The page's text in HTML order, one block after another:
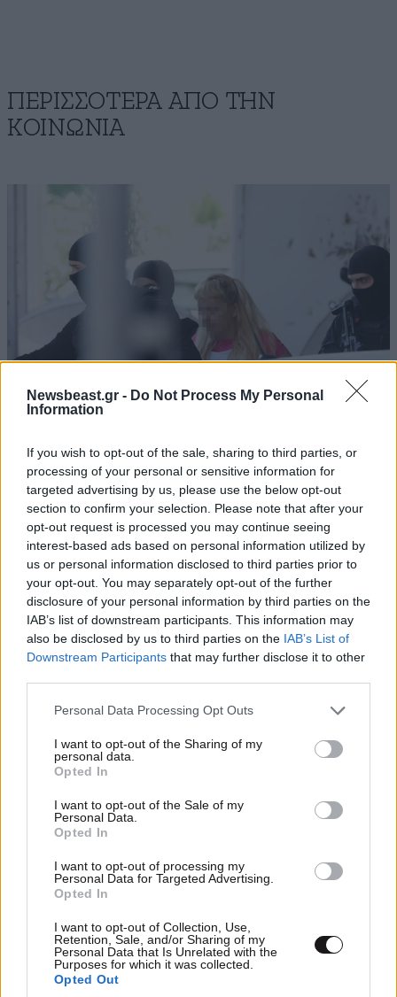
Newsbeast.gr - Do Not Process My Personal
Information
If you wish to opt-out of the sale, sharing to third parties, or
processing of your personal or sensitive information for
targeted advertising by us, please use the below opt-out
section to confirm your selection. Please note that after your
opt-out request is processed you may continue seeing
interest-based ads based on personal information utilized by
us or personal information disclosed to third parties prior to
your opt-out. You may separately opt-out of the further
disclosure of your personal information by third parties on the
IAB’s list of downstream participants. This information may
also be disclosed by us to third parties on the IAB’s List of
Downstream Participants that may further disclose it to other
Please note that this website/app uses one or more Google
not limited to your visit or usage behaviour. You may click to
grant or deny consent to Google and its third-party tags to
use your data for below specified purposes in below Google
consent section.
Personal Data Processing Opt Outs
I want to opt-out of the Sharing of my
personal data.
Opted In
I want to opt-out of the Sale of my
Personal Data.
Opted In
I want to opt-out of processing my
Personal Data for Targeted Advertising.
Opted In
I want to opt-out of Collection, Use,
Retention, Sale, and/or Sharing of my
Personal Data that Is Unrelated with the
Purposes for which it was collected.
Opted Out
ΠΕΡΙΣΣΟΤΕΡΑ ΑΠΟ ΤΗΝ
ΚΟΙΝΩΝΙΑ
Ενώπιον των ανακριτικών αρχών η 46χρονη που
κατηγορείται για τον φονικό εμπρησμό στη
Marfin
βαλίτσα στην Κυψέλη ζητούν οι Αρχές – Ο
ιατρικός φάκελος, η κατάθεση-«κλειδί» και τα